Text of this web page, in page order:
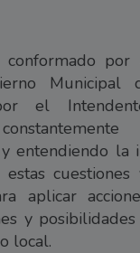
conformado
Municipal
el
entendiendo la
estas
aplicar
y
local.